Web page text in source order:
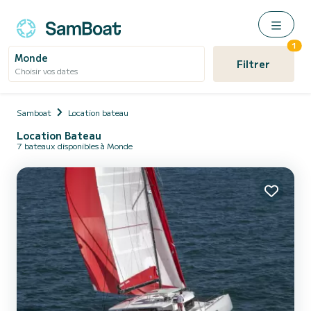
Monde
Choisir vos dates Filtrer
1
Samboat Location bateau
Location Bateau
7 bateaux disponibles à Monde